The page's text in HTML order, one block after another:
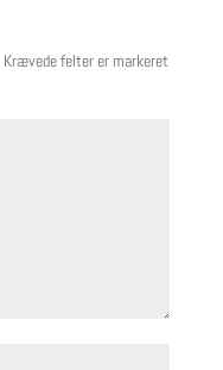
Krævede felter er markeret